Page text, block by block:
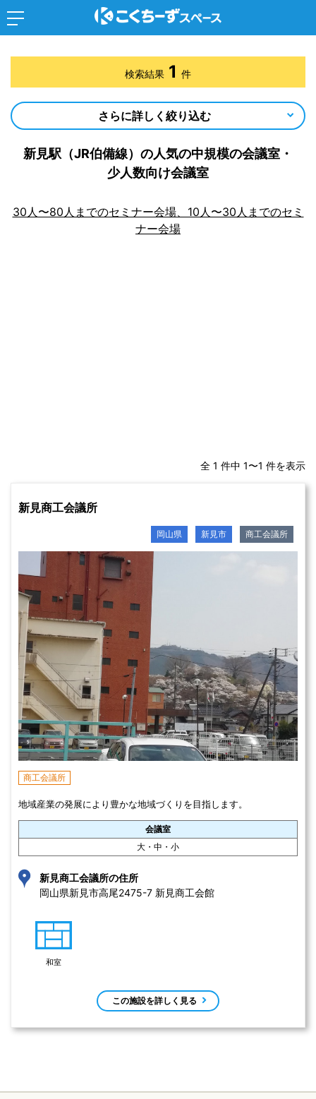
新見駅（JR伯備線）の人気の中規模の会議室・
少人数向け会議室
30人〜80人までのセミナー会場、10人〜30人までのセミ
ナー会場
全 1 件中 1〜1 件を表示
新見商工会議所
岡山県 新見市 商工会議所
商工会議所
地域産業の発展により豊かな地域づくりを目指します。
会議室
大・中・小
新見商工会議所の住所
岡山県新見市高尾2475-7 新見商工会館
和室
この施設を詳しく見る
検索結果 1 件
さらに詳しく絞り込む